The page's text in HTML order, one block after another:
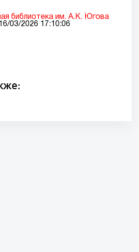
библиотека им. А.К. Югова
16/03/2026 17:10:06